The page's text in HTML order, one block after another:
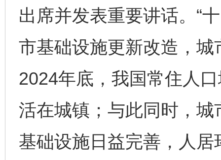
出席并发表重要讲话。“
市基础设施更新改造，
2024年底，我国常住人
活在城镇；与此同时，
基础设施日益完善，人